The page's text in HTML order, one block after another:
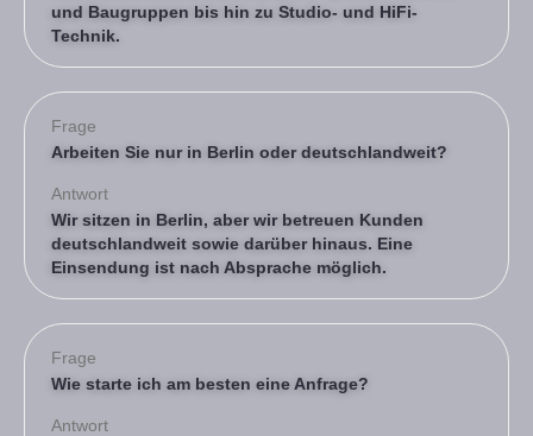
und Baugruppen bis hin zu Studio- und HiFi-
Technik.
Frage
Arbeiten Sie nur in Berlin oder deutschlandweit?
Antwort
Wir sitzen in Berlin, aber wir betreuen Kunden
deutschlandweit sowie darüber hinaus. Eine
Einsendung ist nach Absprache möglich.
Frage
Wie starte ich am besten eine Anfrage?
Antwort